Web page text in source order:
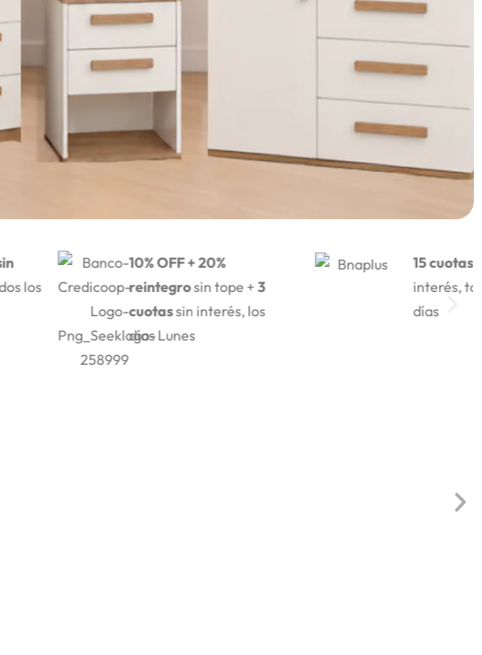
10% OFF + 20%
reintegrosin tope +3
cuotassin interés, los
días Lunes
15 cuotassin
interés, todos los